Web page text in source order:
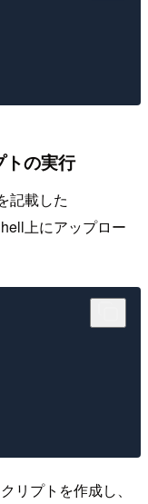
の実行
記載した
上にアップロー
リプトを作成し、